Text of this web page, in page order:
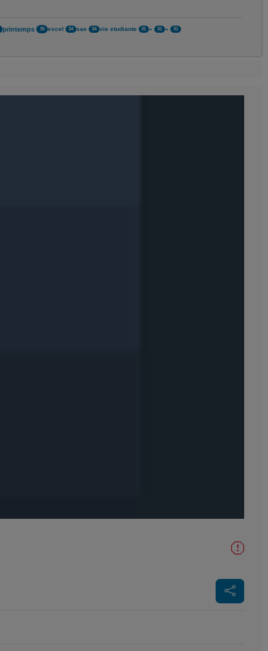
printemps 35 excel 34 sae 34 vie etudiante 31 « 31 » 31